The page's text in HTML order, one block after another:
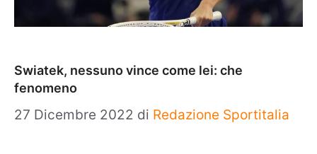
Swiatek, nessuno vince come lei: che
fenomeno
27 Dicembre 2022 di Redazione Sportitalia